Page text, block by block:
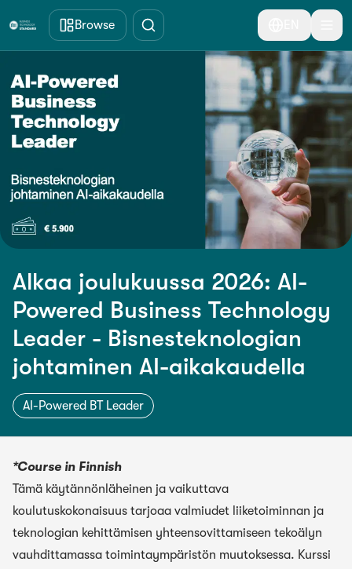
Skip to main content
Browse
Alkaa joulukuussa 2026: AI-
Powered Business Technology
Leader - Bisnesteknologian
johtaminen AI-aikakaudella
AI-Powered BT Leader
*Course in Finnish
Tämä käytännönläheinen ja vaikuttava
koulutuskokonaisuus tarjoaa valmiudet liiketoiminnan ja
teknologian kehittämisen yhteensovittamiseen tekoälyn
vauhdittamassa toimintaympäristön muutoksessa. Kurssi